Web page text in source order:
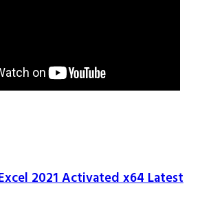
2021 Activated x64 Latest